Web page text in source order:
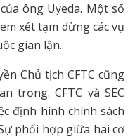
ông Uyeda. Một số
xét tạm dừng các vụ
gian lận.
Chủ tịch CFTC cũng
trọng. CFTC và SEC
định hình chính sách
phối hợp giữa hai cơ